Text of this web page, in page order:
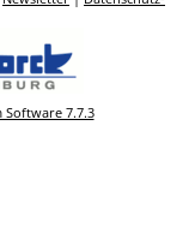
Software 7.7.3